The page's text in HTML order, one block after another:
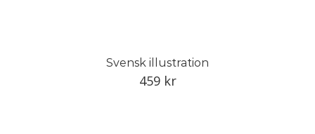
Svensk illustration
459 kr